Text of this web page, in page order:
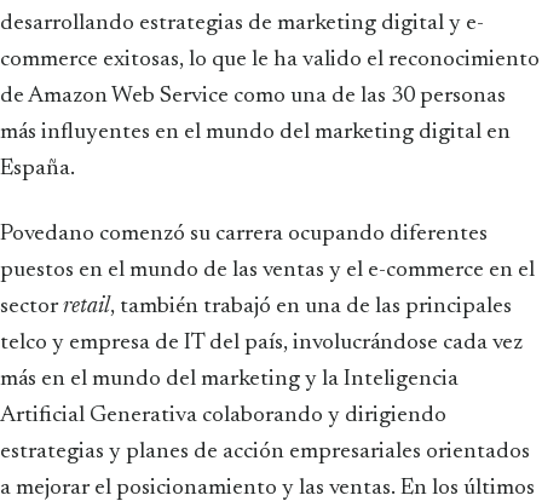
desarrollando estrategias de marketing digital y e-
commerce exitosas, lo que le ha valido el reconocimiento
de Amazon Web Service como una de las 30 personas
más influyentes en el mundo del marketing digital en
España.
Povedano comenzó su carrera ocupando diferentes
puestos en el mundo de las ventas y el e-commerce en el
sectorretail, también trabajó en una de las principales
telco y empresa de IT del país, involucrándose cada vez
más en el mundo del marketing y la Inteligencia
Artificial Generativa colaborando y dirigiendo
estrategias y planes de acción empresariales orientados
a mejorar el posicionamiento y las ventas. En los últimos